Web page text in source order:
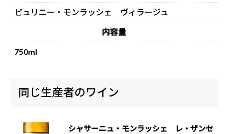
ピュリニー・モンラッシェ ヴィラージュ
内容量
750ml
同じ生産者のワイン
シャサーニュ・モンラッシェ レ・ザンセ